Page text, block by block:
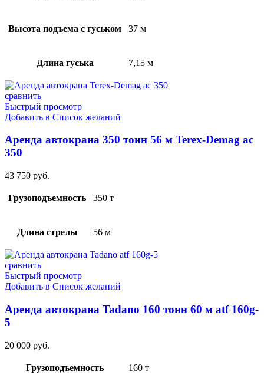
Высота подъема с гуськом 37 м
Длина гуська 7,15 м
сравнить
Быстрый просмотр
Добавить в Список желаний
Аренда автокрана 350 тонн 56 м Terex-Demag ac
350
43 750 руб.
Грузоподъемность 350 т
Длина стрелы 56 м
сравнить
Быстрый просмотр
Добавить в Список желаний
Аренда автокрана Tadano 160 тонн 60 м atf 160g-
5
20 000 руб.
Грузоподъемность 160 т